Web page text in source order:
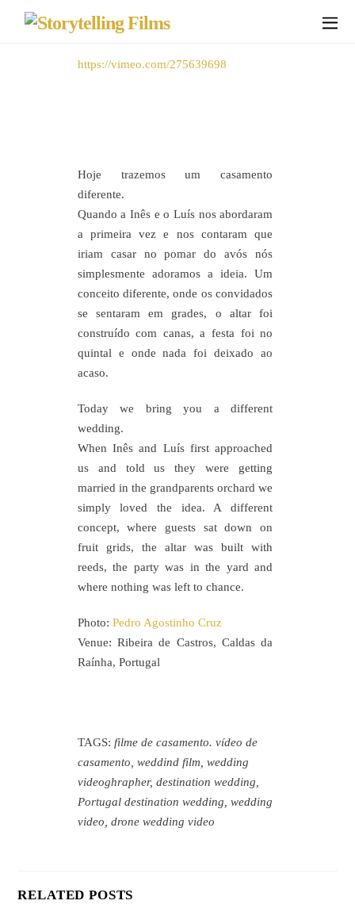
https://vimeo.com/275639698
Hoje trazemos um casamento
diferente.
Quando a Inês e o Luís nos abordaram
a primeira vez e nos contaram que
iriam casar no pomar do avós nós
simplesmente adoramos a ideia. Um
conceito diferente, onde os convidados
se sentaram em grades, o altar foi
construído com canas, a festa foi no
quintal e onde nada foi deixado ao
acaso.
Today we bring you a different
wedding.
When Inês and Luís first approached
us and told us they were getting
married in the grandparents orchard we
simply loved the idea. A different
concept, where guests sat down on
fruit grids, the altar was built with
reeds, the party was in the yard and
where nothing was left to chance.
Photo: Pedro Agostinho Cruz
Venue: Ribeira de Castros, Caldas da
Raínha, Portugal
TAGS: filme de casamento. vídeo de
casamento, weddind film, wedding
videoghrapher, destination wedding,
Portugal destination wedding, wedding
video, drone wedding video
RELATED POSTS